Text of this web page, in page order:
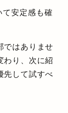
安定感も確
ではありませ
わり、次に紹
先して試すべ